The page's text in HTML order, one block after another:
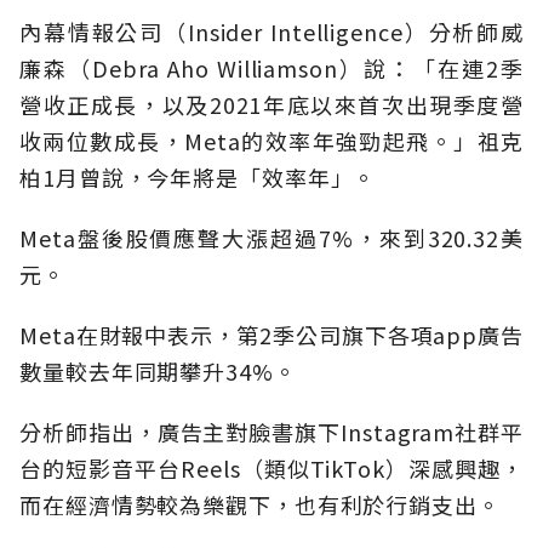
內幕情報公司（Insider Intelligence）分析師威
廉森（Debra Aho Williamson）說：「在連2季
營收正成長，以及2021年底以來首次出現季度營
收兩位數成長，Meta的效率年強勁起飛。」祖克
柏1月曾說，今年將是「效率年」。
Meta盤後股價應聲大漲超過7%，來到320.32美
元。
Meta在財報中表示，第2季公司旗下各項app廣告
數量較去年同期攀升34%。
分析師指出，廣告主對臉書旗下Instagram社群平
台的短影音平台Reels（類似TikTok）深感興趣，
而在經濟情勢較為樂觀下，也有利於行銷支出。